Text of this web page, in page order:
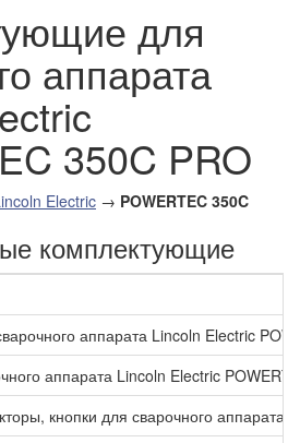
для
аппарата
350C PRO
Electric → POWERTEC 350C
комплектующие
аппарата Lincoln Electric
аппарата Lincoln Electric
кнопки для сварочного аппарата